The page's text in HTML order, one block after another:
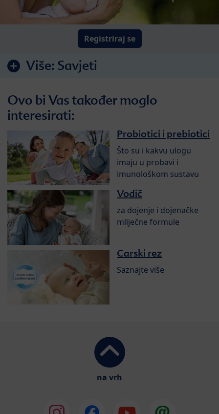
Registriraj se
Više: Savjeti
Ovo bi Vas također moglo
interesirati:
Probiotici i prebiotici
Što su i kakvu ulogu
imaju u probavi i
imunološkom sustavu
Vodič
za dojenje i dojenačke
mliječne formule
Carski rez
Saznajte više
na vrh